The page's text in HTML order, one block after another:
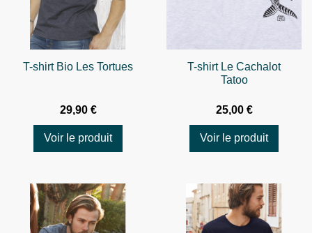
T-shirt Bio Les Tortues
29,90 €
Voir le produit
T-shirt Le Cachalot
Tatoo
25,00 €
Voir le produit